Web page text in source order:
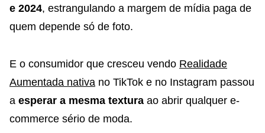
e 2024, estrangulando a margem de mídia paga de
quem depende só de foto.
E o consumidor que cresceu vendo Realidade
Aumentada nativa no TikTok e no Instagram passou
a esperar a mesma textura ao abrir qualquer e-
commerce sério de moda.